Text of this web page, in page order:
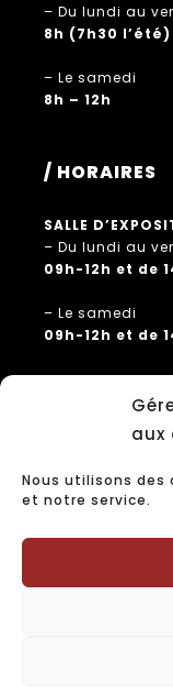
aux
Nous utilisons des
et notre service.
– Du lundi au
8h (7h30 l’été)
– Le samedi
8h – 12h
/ HORAIRES
SALLE
– Du lundi au
09h-12h et de
– Le samedi
09h-12h et de
/ PLUS
+ Partenaires
+ Politique de
© Copyright